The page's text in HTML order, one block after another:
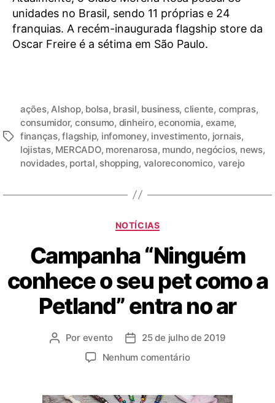
unidades no Brasil, sendo 11 próprias e 24
franquias. A recém-inaugurada flagship store da
Oscar Freire é a sétima em São Paulo.
ações,Alshop, bolsa, brasil, business, cliente, compras,
consumidor, consumo, dinheiro,economia, exame,
finanças,flagship, infomoney, investimento, jornais,
lojistas, MERCADO, morenarosa, mundo, negócios, news,
novidades, portal, shopping, valoreconomico, varejo
NOTÍCIAS
Campanha “Ninguém
conhece o seu pet como a
Petland” entra no ar
Por evento
25 de julho de 2019
Nenhum comentário